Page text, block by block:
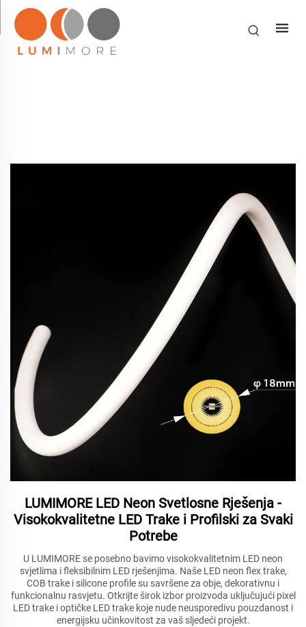
LUMIMORE LED Neon Svetlosne Rješenja -
Visokokvalitetne LED Trake i Profilski za Svaki
Potrebe
U LUMIMORE se posebno bavimo visokokvalitetnim LED neon
svjetlima i fleksibilnim LED rješenjima. Naše LED neon flex trake,
COB trake i silicone profile su savršene za obje, dekorativnu i
funkcionalnu rasvjetu. Otkrijte širok izbor proizvoda uključujući pixel
LED trake i optičke LED trake koje nude neusporedivu pouzdanost i
energijsku učinkovitost za vaš sljedeći projekt.